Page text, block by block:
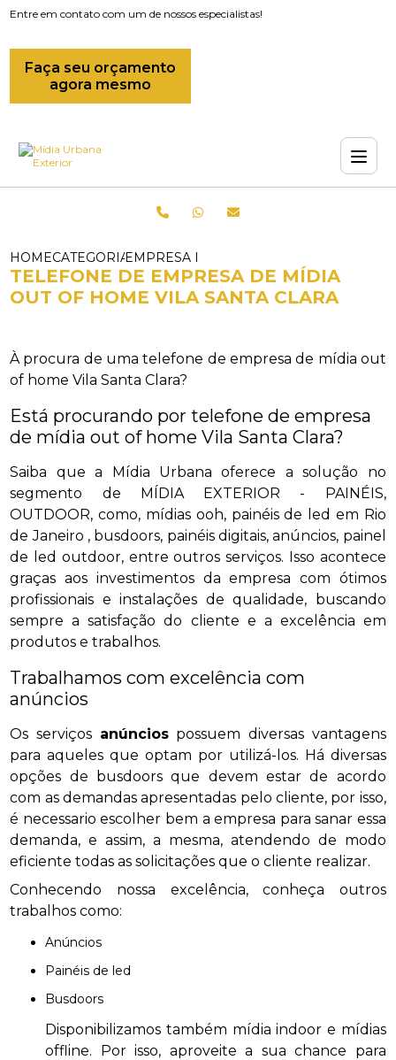
Entre em contato com um de nossos especialistas!
Faça seu orçamento
agora mesmo
HOMECATEGORIASEMPRESA DE MIDIAS OOH_EMPRESA
TELEFONE DE EMPRESA DE MÍDIA
OUT OF HOME VILA SANTA CLARA
À procura de uma telefone de empresa de mídia out
of home Vila Santa Clara?
Está procurando por telefone de empresa
de mídia out of home Vila Santa Clara?
Saiba que a Mídia Urbana oferece a solução no
segmento de MÍDIA EXTERIOR - PAINÉIS,
OUTDOOR, como, mídias ooh, painéis de led em Rio
de Janeiro , busdoors, painéis digitais, anúncios, painel
de led outdoor, entre outros serviços. Isso acontece
graças aos investimentos da empresa com ótimos
profissionais e instalações de qualidade, buscando
sempre a satisfação do cliente e a excelência em
produtos e trabalhos.
Trabalhamos com excelência com
anúncios
Os serviços anúnciospossuem diversas vantagens
para aqueles que optam por utilizá-los. Há diversas
opções de busdoors que devem estar de acordo
com as demandas apresentadas pelo cliente, por isso,
é necessario escolher bem a empresa para sanar essa
demanda, e assim, a mesma, atendendo de modo
eficiente todas as solicitações que o cliente realizar.
Conhecendo nossa excelência, conheça outros
trabalhos como:
anúncios
painéis de led
busdoors
Disponibilizamos também mídia indoor e mídias
offline. Por isso, aproveite a sua chance para